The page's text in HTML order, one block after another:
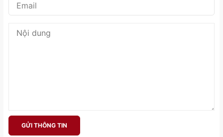
GỬI THÔNG TIN